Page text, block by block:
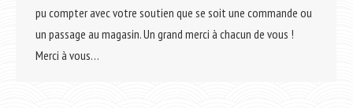
pu compter avec votre soutien que se soit une commande ou
un passage au magasin. Un grand merci à chacun de vous !
Merci à vous…